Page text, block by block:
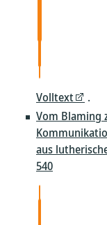
Volltext
.
Vom Blaming
aus
540